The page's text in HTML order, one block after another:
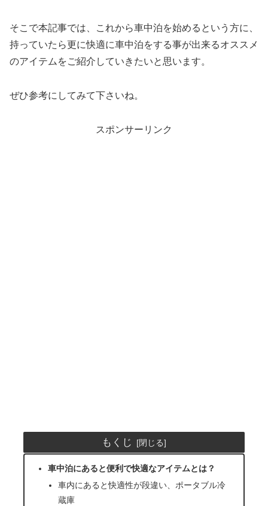
そこで本記事では、これから車中泊を始めるという方に、
持っていたら更に快適に車中泊をする事が出来るオススメ
のアイテムをご紹介していきたいと思います。
ぜひ参考にしてみて下さいね。
スポンサーリンク
もくじ
車中泊にあると便利で快適なアイテムとは？
車内にあると快適性が段違い、ポータブル冷
蔵庫